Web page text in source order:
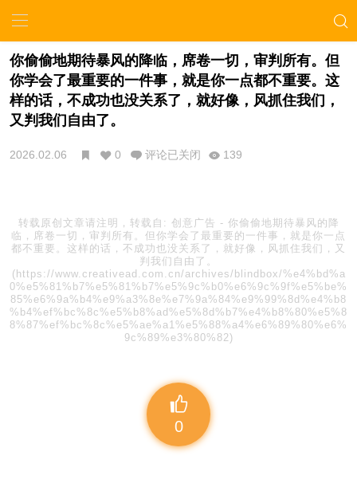
你偷偷地期待暴风的降临，席卷一切，审判所有。但
你学会了最重要的一件事，就是你一点都不重要。这
样的话，不成功也没关系了，就好像，风抓住我们，
又判我们自由了。
2026.02.06 0 评论已关闭 139
转载原创文章请注明，转载自: 创意广告 - 你偷偷地期待暴风的降
临，席卷一切，审判所有。但你学会了最重要的一件事，就是你一点
都不重要。这样的话，不成功也没关系了，就好像，风抓住我们，又
判我们自由了。
(https://www.creativead.com.cn/archives/blindbox/%e4%bd%a
0%e5%81%b7%e5%81%b7%e5%9c%b0%e6%9c%9f%e5%be%
85%e6%9a%b4%e9%a3%8e%e7%9a%84%e9%99%8d%e4%b8
%b4%ef%bc%8c%e5%b8%ad%e5%8d%b7%e4%b8%80%e5%8
8%87%ef%bc%8c%e5%ae%a1%e5%88%a4%e6%89%80%e6%
9c%89%e3%80%82)
0